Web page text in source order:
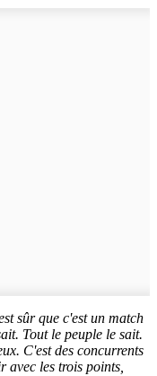
sûr que c'est un match
Tout le peuple le sait.
C'est des concurrents
avec les trois points,